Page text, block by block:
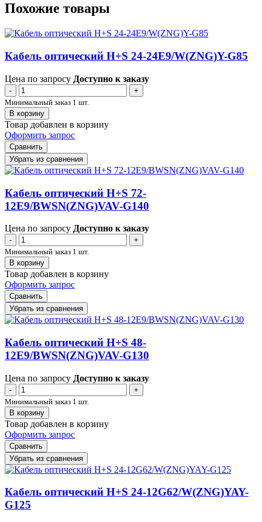
Похожие товары
Кабель оптический H+S 24-24E9/W(ZNG)Y-G85
Цена по запросу Доступно к заказу
-
+
Минимальный заказ 1 шт.
В корзину
Товар добавлен в корзину
Оформить запрос
Сравнить
Убрать из сравнения
Кабель оптический H+S 72-
12E9/BWSN(ZNG)VAV-G140
Цена по запросу Доступно к заказу
-
+
Минимальный заказ 1 шт.
В корзину
Товар добавлен в корзину
Оформить запрос
Сравнить
Убрать из сравнения
Кабель оптический H+S 48-
12E9/BWSN(ZNG)VAV-G130
Цена по запросу Доступно к заказу
-
+
Минимальный заказ 1 шт.
В корзину
Товар добавлен в корзину
Оформить запрос
Сравнить
Убрать из сравнения
Кабель оптический H+S 24-12G62/W(ZNG)YAY-
G125